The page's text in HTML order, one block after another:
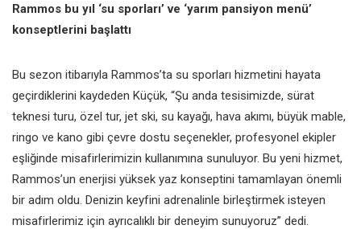
Rammos bu yıl ‘su sporları’ ve ‘yarım pansiyon menü’
konseptlerini başlattı
Bu sezon itibarıyla Rammos’ta su sporları hizmetini hayata
geçirdiklerini kaydeden Küçük, “Şu anda tesisimizde, sürat
teknesi turu, özel tur, jet ski, su kayağı, hava akımı, büyük mable,
ringo ve kano gibi çevre dostu seçenekler, profesyonel ekipler
eşliğinde misafirlerimizin kullanımına sunuluyor. Bu yeni hizmet,
Rammos’un enerjisi yüksek yaz konseptini tamamlayan önemli
bir adım oldu. Denizin keyfini adrenalinle birleştirmek isteyen
misafirlerimiz için ayrıcalıklı bir deneyim sunuyoruz” dedi.